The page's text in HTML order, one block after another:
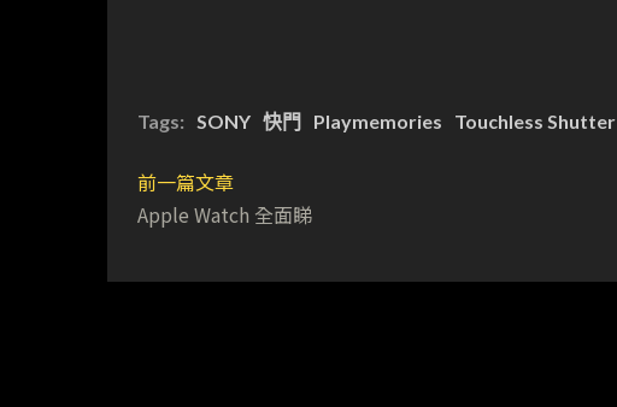
Tags: SONY 快門 Playmemories Touchless Shutter
前一篇文章
Apple Watch 全面睇